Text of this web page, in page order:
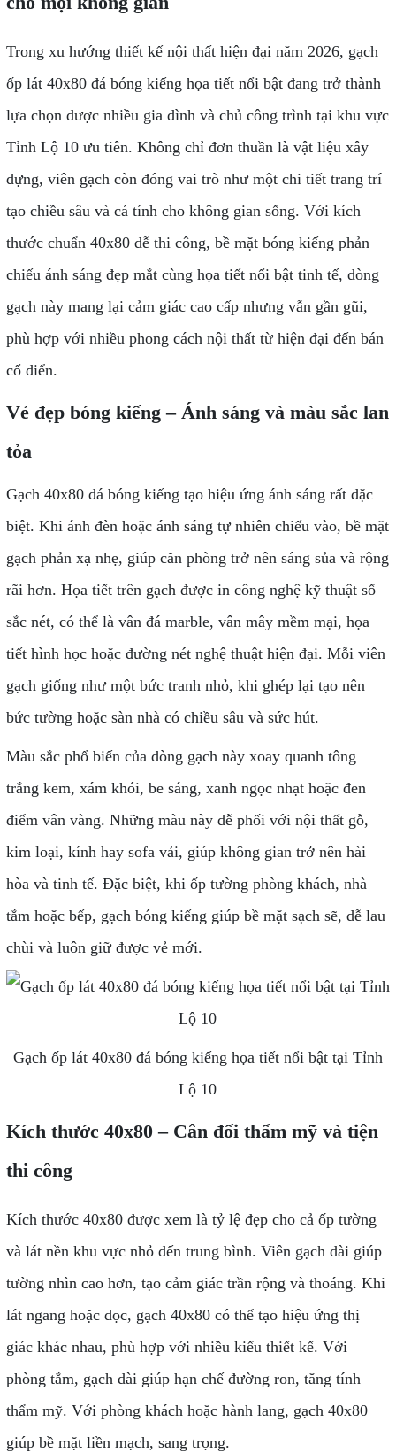
Trong xu hướng thiết kế nội thất hiện đại năm 2026, gạch
ốp lát 40x80 đá bóng kiếng họa tiết nổi bật đang trở thành
lựa chọn được nhiều gia đình và chủ công trình tại khu vực
Tỉnh Lộ 10 ưu tiên. Không chỉ đơn thuần là vật liệu xây
dựng, viên gạch còn đóng vai trò như một chi tiết trang trí
tạo chiều sâu và cá tính cho không gian sống. Với kích
thước chuẩn 40x80 dễ thi công, bề mặt bóng kiếng phản
chiếu ánh sáng đẹp mắt cùng họa tiết nổi bật tinh tế, dòng
gạch này mang lại cảm giác cao cấp nhưng vẫn gần gũi,
phù hợp với nhiều phong cách nội thất từ hiện đại đến bán
cổ điển.
Vẻ đẹp bóng kiếng – Ánh sáng và màu sắc lan
tỏa
Gạch 40x80 đá bóng kiếng tạo hiệu ứng ánh sáng rất đặc
biệt. Khi ánh đèn hoặc ánh sáng tự nhiên chiếu vào, bề mặt
gạch phản xạ nhẹ, giúp căn phòng trở nên sáng sủa và rộng
rãi hơn. Họa tiết trên gạch được in công nghệ kỹ thuật số
sắc nét, có thể là vân đá marble, vân mây mềm mại, họa
tiết hình học hoặc đường nét nghệ thuật hiện đại. Mỗi viên
gạch giống như một bức tranh nhỏ, khi ghép lại tạo nên
bức tường hoặc sàn nhà có chiều sâu và sức hút.
Màu sắc phổ biến của dòng gạch này xoay quanh tông
trắng kem, xám khói, be sáng, xanh ngọc nhạt hoặc đen
điểm vân vàng. Những màu này dễ phối với nội thất gỗ,
kim loại, kính hay sofa vải, giúp không gian trở nên hài
hòa và tinh tế. Đặc biệt, khi ốp tường phòng khách, nhà
tắm hoặc bếp, gạch bóng kiếng giúp bề mặt sạch sẽ, dễ lau
chùi và luôn giữ được vẻ mới.
Gạch ốp lát 40x80 đá bóng kiếng họa tiết nổi bật tại Tỉnh
Lộ 10
Kích thước 40x80 – Cân đối thẩm mỹ và tiện
thi công
Kích thước 40x80 được xem là tỷ lệ đẹp cho cả ốp tường
và lát nền khu vực nhỏ đến trung bình. Viên gạch dài giúp
tường nhìn cao hơn, tạo cảm giác trần rộng và thoáng. Khi
lát ngang hoặc dọc, gạch 40x80 có thể tạo hiệu ứng thị
giác khác nhau, phù hợp với nhiều kiểu thiết kế. Với
phòng tắm, gạch dài giúp hạn chế đường ron, tăng tính
thẩm mỹ. Với phòng khách hoặc hành lang, gạch 40x80
giúp bề mặt liền mạch, sang trọng.